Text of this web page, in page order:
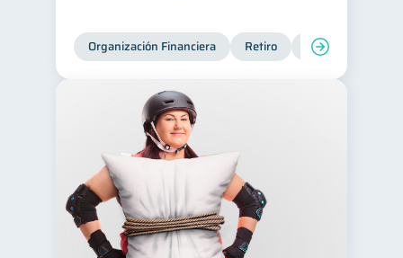
Organización Financiera Retiro Cuenta